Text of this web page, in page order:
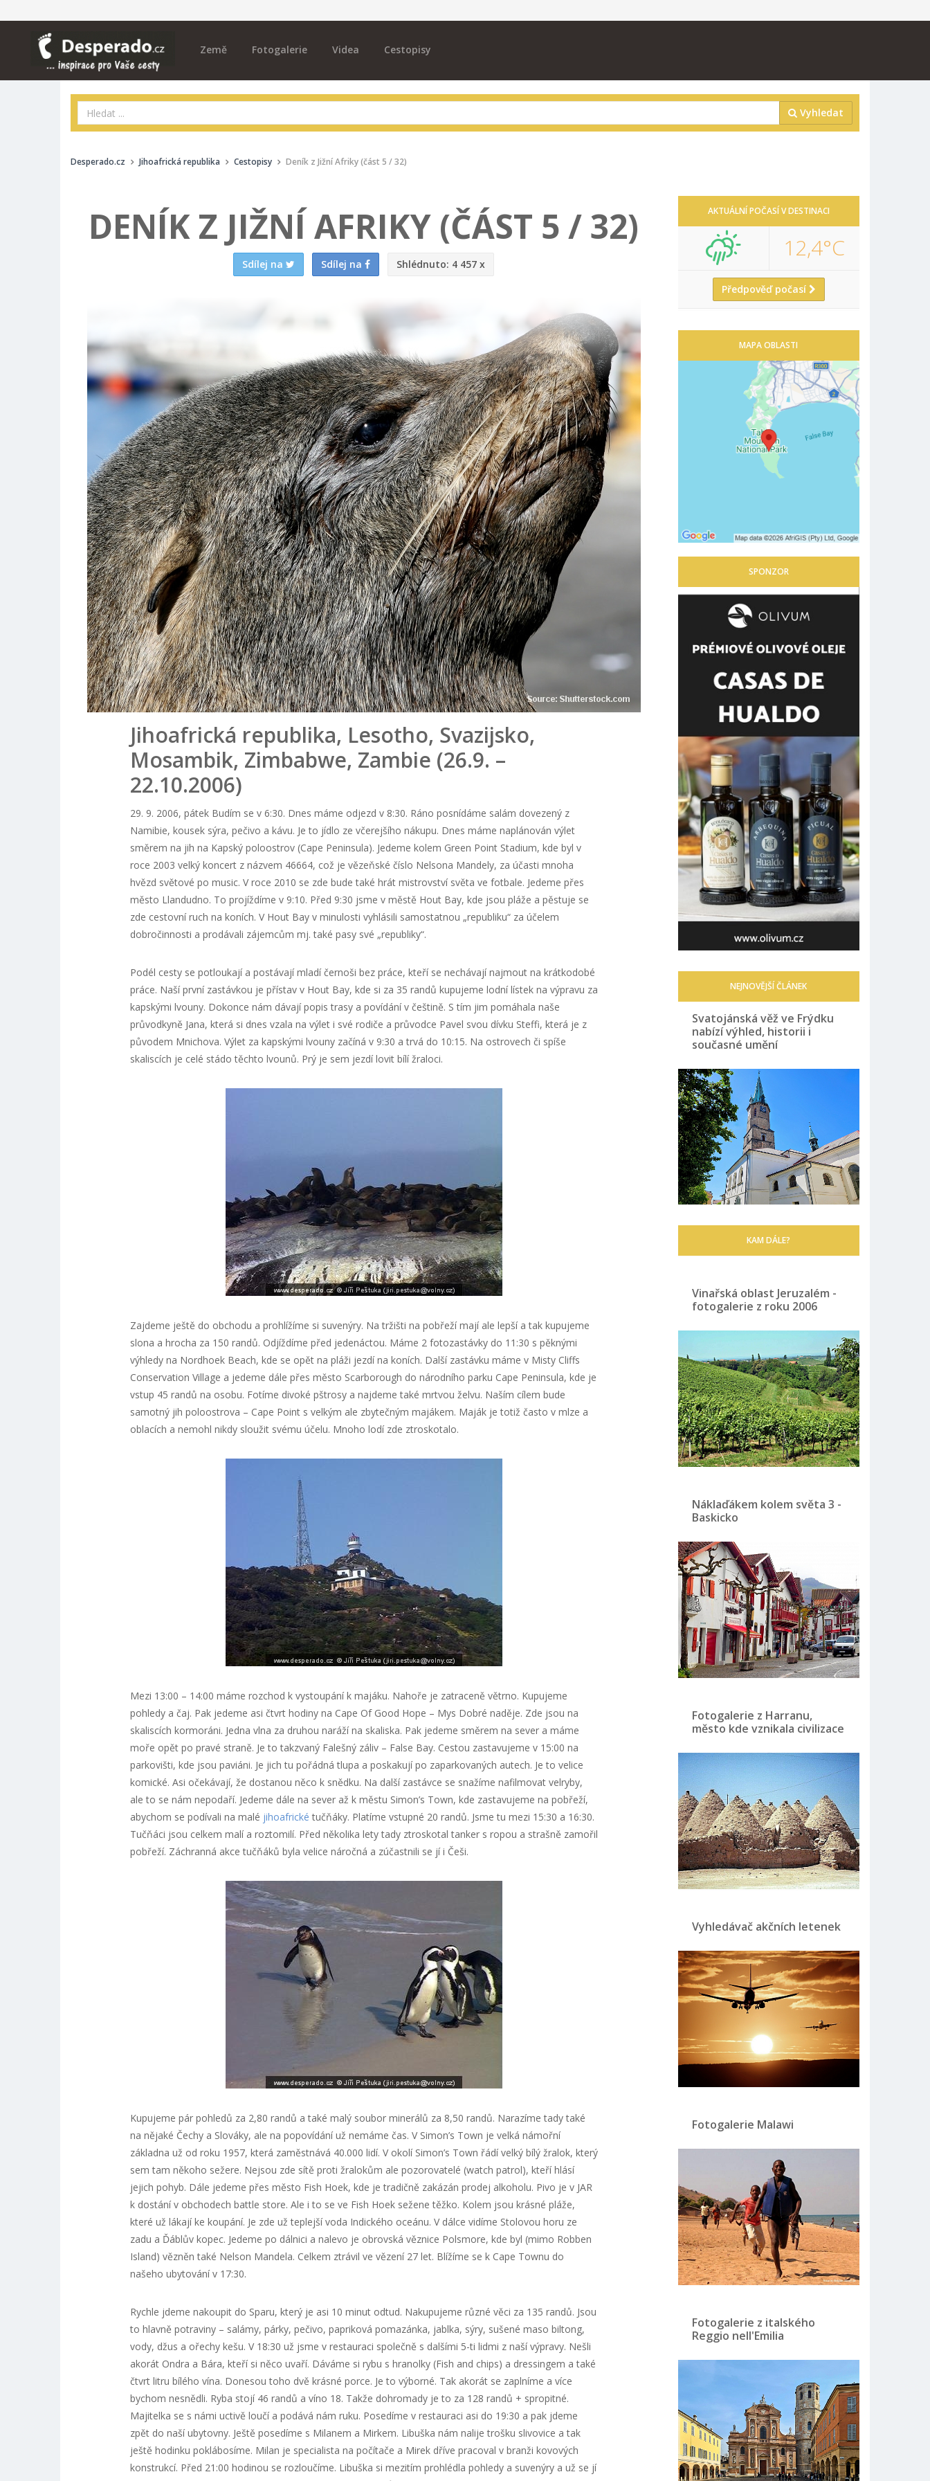
Země Fotogalerie Videa Cestopisy
Vyhledat
Desperado.cz Jihoafrická republika Cestopisy Deník z Jižní Afriky (část 5 / 32)
DENÍK Z JIŽNÍ AFRIKY (ČÁST 5 / 32)
Sdílej na Sdílej na Shlédnuto: 4 457 x
Jihoafrická republika, Lesotho, Svazijsko,
Mosambik, Zimbabwe, Zambie (26.9. –
22.10.2006)
29. 9. 2006, pátek Budím se v 6:30. Dnes máme odjezd v 8:30. Ráno posnídáme salám dovezený z
Namibie, kousek sýra, pečivo a kávu. Je to jídlo ze včerejšího nákupu. Dnes máme naplánován výlet
směrem na jih na Kapský poloostrov (Cape Peninsula). Jedeme kolem Green Point Stadium, kde byl v
roce 2003 velký koncert z názvem 46664, což je vězeňské číslo Nelsona Mandely, za účasti mnoha
hvězd světové po music. V roce 2010 se zde bude také hrát mistrovství světa ve fotbale. Jedeme přes
město Llandudno. To projíždíme v 9:10. Před 9:30 jsme v městě Hout Bay, kde jsou pláže a pěstuje se
zde cestovní ruch na koních. V Hout Bay v minulosti vyhlásili samostatnou „republiku“ za účelem
dobročinnosti a prodávali zájemcům mj. také pasy své „republiky“.
Podél cesty se potloukají a postávají mladí černoši bez práce, kteří se nechávají najmout na krátkodobé
práce. Naší první zastávkou je přístav v Hout Bay, kde si za 35 randů kupujeme lodní lístek na výpravu za
kapskými lvouny. Dokonce nám dávají popis trasy a povídání v češtině. S tím jim pomáhala naše
průvodkyně Jana, která si dnes vzala na výlet i své rodiče a průvodce Pavel svou dívku Steffi, která je z
původem Mnichova. Výlet za kapskými lvouny začíná v 9:30 a trvá do 10:15. Na ostrovech či spíše
skaliscích je celé stádo těchto lvounů. Prý je sem jezdí lovit bílí žraloci.
Zajdeme ještě do obchodu a prohlížíme si suvenýry. Na tržišti na pobřeží mají ale lepší a tak kupujeme
slona a hrocha za 150 randů. Odjíždíme před jedenáctou. Máme 2 fotozastávky do 11:30 s pěknými
výhledy na Nordhoek Beach, kde se opět na pláži jezdí na koních. Další zastávku máme v Misty Cliffs
Conservation Village a jedeme dále přes město Scarborough do národního parku Cape Peninsula, kde je
vstup 45 randů na osobu. Fotíme divoké pštrosy a najdeme také mrtvou želvu. Naším cílem bude
samotný jih poloostrova – Cape Point s velkým ale zbytečným majákem. Maják je totiž často v mlze a
oblacích a nemohl nikdy sloužit svému účelu. Mnoho lodí zde ztroskotalo.
Mezi 13:00 – 14:00 máme rozchod k vystoupání k majáku. Nahoře je zatraceně větrno. Kupujeme
pohledy a čaj. Pak jedeme asi čtvrt hodiny na Cape Of Good Hope – Mys Dobré naděje. Zde jsou na
skaliscích kormoráni. Jedna vlna za druhou naráží na skaliska. Pak jedeme směrem na sever a máme
moře opět po pravé straně. Je to takzvaný Falešný záliv – False Bay. Cestou zastavujeme v 15:00 na
parkovišti, kde jsou paviáni. Je jich tu pořádná tlupa a poskakují po zaparkovaných autech. Je to velice
komické. Asi očekávají, že dostanou něco k snědku. Na další zastávce se snažíme nafilmovat velryby,
ale to se nám nepodaří. Jedeme dále na sever až k městu Simon’s Town, kde zastavujeme na pobřeží,
abychom se podívali na malé jihoafrické tučňáky. Platíme vstupné 20 randů. Jsme tu mezi 15:30 a 16:30.
Tučňáci jsou celkem malí a roztomilí. Před několika lety tady ztroskotal tanker s ropou a strašně zamořil
pobřeží. Záchranná akce tučňáků byla velice náročná a zúčastnili se jí i Češi.
Kupujeme pár pohledů za 2,80 randů a také malý soubor minerálů za 8,50 randů. Narazíme tady také
na nějaké Čechy a Slováky, ale na popovídání už nemáme čas. V Simon’s Town je velká námořní
základna už od roku 1957, která zaměstnává 40.000 lidí. V okolí Simon’s Town řádí velký bílý žralok, který
sem tam někoho sežere. Nejsou zde sítě proti žralokům ale pozorovatelé (watch patrol), kteří hlásí
jejich pohyb. Dále jedeme přes město Fish Hoek, kde je tradičně zakázán prodej alkoholu. Pivo je v JAR
k dostání v obchodech battle store. Ale i to se ve Fish Hoek sežene těžko. Kolem jsou krásné pláže,
které už lákají ke koupání. Je zde už teplejší voda Indického oceánu. V dálce vidíme Stolovou horu ze
zadu a Ďáblův kopec. Jedeme po dálnici a nalevo je obrovská věznice Polsmore, kde byl (mimo Robben
Island) vězněn také Nelson Mandela. Celkem ztrávil ve vězení 27 let. Blížíme se k Cape Townu do
našeho ubytování v 17:30.
Rychle jdeme nakoupit do Sparu, který je asi 10 minut odtud. Nakupujeme různé věci za 135 randů. Jsou
to hlavně potraviny – salámy, párky, pečivo, papriková pomazánka, jablka, sýry, sušené maso biltong,
vody, džus a ořechy kešu. V 18:30 už jsme v restauraci společně s dalšími 5-ti lidmi z naší výpravy. Nešli
akorát Ondra a Bára, kteří si něco uvaří. Dáváme si rybu s hranolky (Fish and chips) a dressingem a také
čtvrt litru bílého vína. Donesou toho dvě krásné porce. Je to výborné. Tak akorát se zaplníme a více
bychom nesnědli. Ryba stojí 46 randů a víno 18. Takže dohromady je to za 128 randů + spropitné.
Majitelka se s námi uctivě loučí a podává nám ruku. Posedíme v restauraci asi do 19:30 a pak jdeme
zpět do naší ubytovny. Ještě posedíme s Milanem a Mirkem. Libuška nám nalije trošku slivovice a tak
ještě hodinku poklábosíme. Milan je specialista na počítače a Mirek dříve pracoval v branži kovových
konstrukcí. Před 21:00 hodinou se rozloučíme. Libuška si mezitím prohlédla pohledy a suvenýry a už se jí
AKTUÁLNÍ POČASÍ V DESTINACI
12,4°C
Předpověď počasí
MAPA OBLASTI
SPONZOR
NEJNOVĚJŠÍ ČLÁNEK
Svatojánská věž ve Frýdku
nabízí výhled, historii i
současné umění
KAM DÁLE?
Vinařská oblast Jeruzalém -
fotogalerie z roku 2006
Náklaďákem kolem světa 3 -
Baskicko
Fotogalerie z Harranu,
město kde vznikala civilizace
Vyhledávač akčních letenek
Fotogalerie Malawi
Fotogalerie z italského
Reggio nell'Emilia